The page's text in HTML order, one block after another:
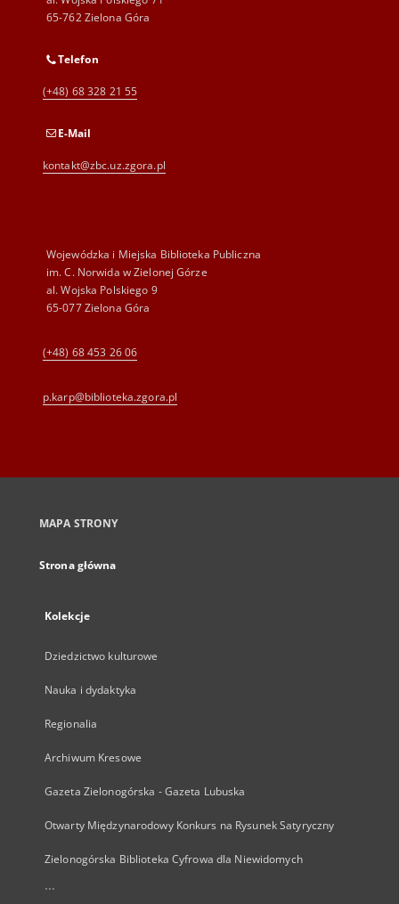
65-762 Zielona Góra
Telefon
(+48) 68 328 21 55
E-Mail
kontakt@zbc.uz.zgora.pl
Wojewódzka i Miejska Biblioteka Publiczna
im. C. Norwida w Zielonej Górze
al. Wojska Polskiego 9
65-077 Zielona Góra
(+48) 68 453 26 06
p.karp@biblioteka.zgora.pl
MAPA STRONY
Strona główna
Kolekcje
Dziedzictwo kulturowe
Nauka i dydaktyka
Regionalia
Archiwum Kresowe
Gazeta Zielonogórska - Gazeta Lubuska
Otwarty Międzynarodowy Konkurs na Rysunek Satyryczny
Zielonogórska Biblioteka Cyfrowa dla Niewidomych
...